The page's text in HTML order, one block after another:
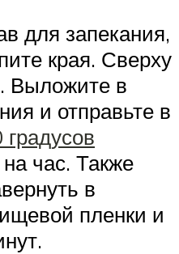
для запекания,
края. Сверху
Выложите в
и отправьте в
час. Также
в
пленки и